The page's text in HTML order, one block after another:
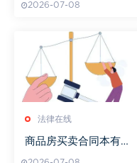
2026-07-08
法律在线
商品房买卖合同本有几